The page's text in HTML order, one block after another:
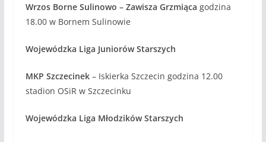
Wrzos Borne Sulinowo – Zawisza Grzmiąca godzina
18.00 w Bornem Sulinowie
Wojewódzka Liga Juniorów Starszych
MKP Szczecinek– Iskierka Szczecin godzina 12.00
stadion OSiR w Szczecinku
Wojewódzka Liga Młodzików Starszych